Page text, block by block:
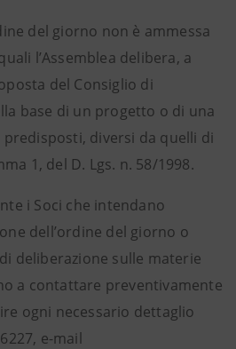
del giorno non è ammessa
l’Assemblea delibera, a
del Consiglio di
base di un progetto o di una
diversi da quelli di
1, del D. Lgs. n. 58/1998.
i Soci che intendano
dell’ordine del giorno o
deliberazione sulle materie
a contattare preventivamente
ogni necessario dettaglio
e-mail